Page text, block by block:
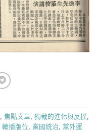
焦點文章 獨裁的進化與反撲
輪播版位 黨國統治
黨外運